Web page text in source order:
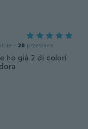
· 28 przesłane
ho già 2 di colori